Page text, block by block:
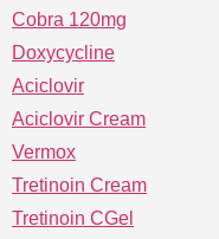
Cobra 120mg
Doxycycline
Aciclovir
Aciclovir Cream
Vermox
Tretinoin Cream
Tretinoin CGel